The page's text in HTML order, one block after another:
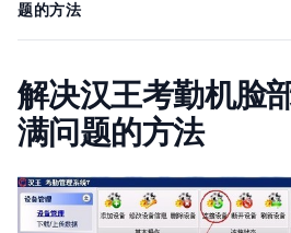
题的方法
解决汉王考勤机脸
满问题的方法